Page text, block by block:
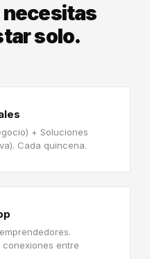
necesitas
solo.
+ Soluciones
Cada quincena.
entre